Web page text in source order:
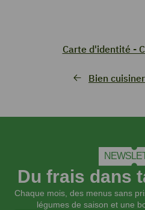
Bien
Carte d'identité -
Du frais dans
Chaque mois, des menus sans
légumes de saison et une